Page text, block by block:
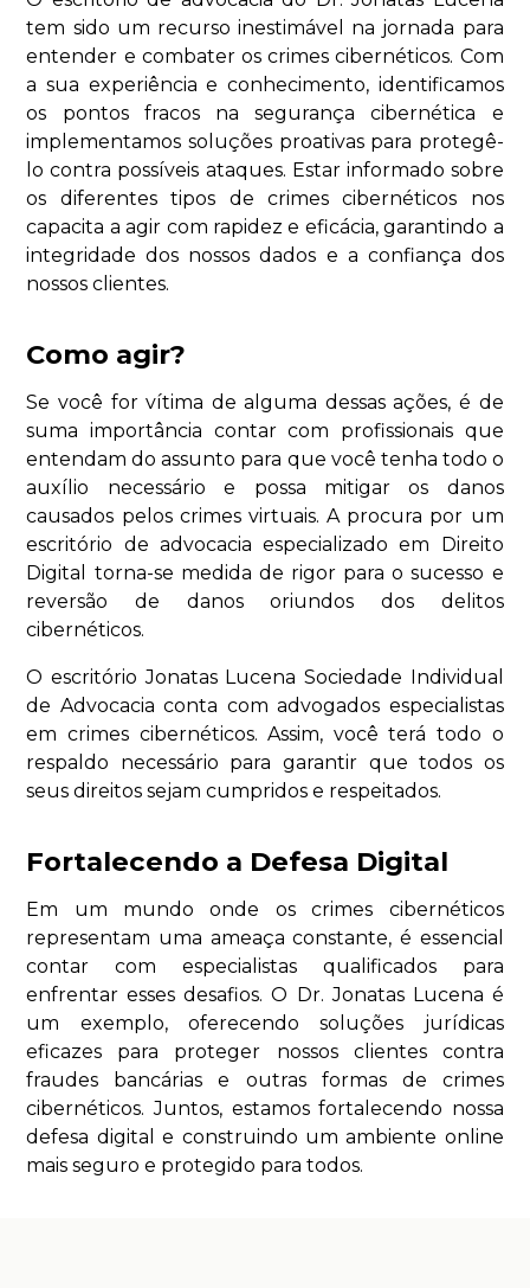
tem sido um recurso inestimável na jornada para
entender e combater os crimes cibernéticos. Com
a sua experiência e conhecimento, identificamos
os pontos fracos na segurança cibernética e
implementamos soluções proativas para protegê-
lo contra possíveis ataques. Estar informado sobre
os diferentes tipos de crimes cibernéticos nos
capacita a agir com rapidez e eficácia, garantindo a
integridade dos nossos dados e a confiança dos
nossos clientes.
Como agir?
Se você for vítima de alguma dessas ações, é de
suma importância contar com profissionais que
entendam do assunto para que você tenha todo o
auxílio necessário e possa mitigar os danos
causados pelos crimes virtuais. A procura por um
escritório de advocacia especializado em Direito
Digital torna-se medida de rigor para o sucesso e
reversão de danos oriundos dos delitos
cibernéticos.
O escritório Jonatas Lucena Sociedade Individual
de Advocacia conta com advogados especialistas
em crimes cibernéticos. Assim, você terá todo o
respaldo necessário para garantir que todos os
seus direitos sejam cumpridos e respeitados.
Fortalecendo a Defesa Digital
Em um mundo onde os crimes cibernéticos
representam uma ameaça constante, é essencial
contar com especialistas qualificados para
enfrentar esses desafios. O Dr. Jonatas Lucena é
um exemplo, oferecendo soluções jurídicas
eficazes para proteger nossos clientes contra
fraudes bancárias e outras formas de crimes
cibernéticos. Juntos, estamos fortalecendo nossa
defesa digital e construindo um ambiente online
mais seguro e protegido para todos.